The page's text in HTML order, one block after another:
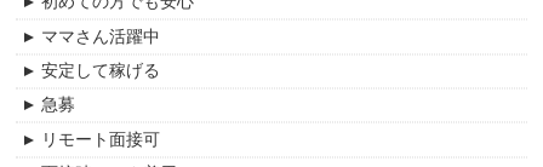
安佐南区
広島市
呉市
福山市
尾道市
機能訓練指導員
看護職員
その他
パート・アルバイト
紹介予定派遣
ママさん活躍中
安定して稼げる
急募
リモート面接可